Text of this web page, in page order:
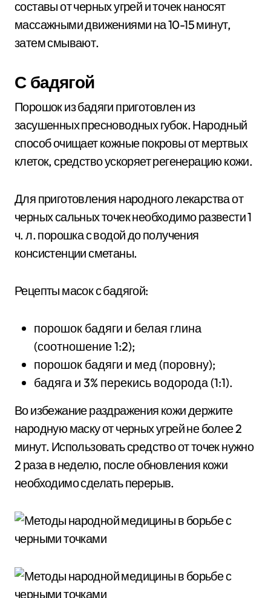
составы от черных угрей и точек наносят
массажными движениями на 10-15 минут,
затем смывают.
С бадягой
Порошок из бадяги приготовлен из
засушенных пресноводных губок. Народный
способ очищает кожные покровы от мертвых
клеток, средство ускоряет регенерацию кожи.
Для приготовления народного лекарства от
черных сальных точек необходимо развести 1
ч. л. порошка с водой до получения
консистенции сметаны.
Рецепты масок с бадягой:
порошок бадяги и белая глина
(соотношение 1:2);
порошок бадяги и мед (поровну);
бадяга и 3% перекись водорода (1:1).
Во избежание раздражения кожи держите
народную маску от черных угрей не более 2
минут. Использовать средство от точек нужно
2 раза в неделю, после обновления кожи
необходимо сделать перерыв.